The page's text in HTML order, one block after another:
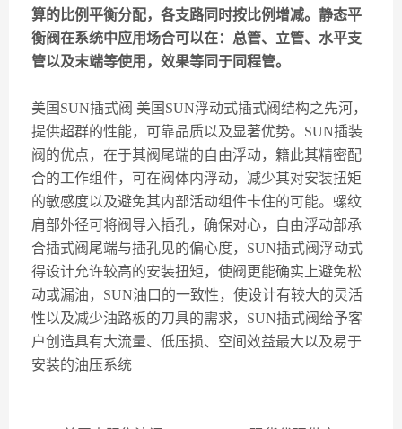
算的比例平衡分配，各支路同时按比例增减。静态平
衡阀在系统中应用场合可以在：总管、立管、水平支
管以及末端等使用，效果等同于同程管。
美国 SUN插式阀 美国 SUN浮动式插式阀结构之先河，
提供超群的性能，可靠品质以及显著优势。 SUN插装
阀的优点，在于其阀尾端的自由浮动，籍此其精密配
合的工作组件，可在阀体内浮动，减少其对安装扭矩
的敏感度以及避免其内部活动组件卡住的可能。螺纹
肩部外径可将阀导入插孔，确保对心，自由浮动部承
合插式阀尾端与插孔见的偏心度， SUN插式阀浮动式
得设计允许较高的安装扭矩，使阀更能确实上避免松
动或漏油， SUN油口的一致性，使设计有较大的灵活
性以及减少油路板的刀具的需求， SUN插式阀给予客
户创造具有大流量、低压损、空间效益最大以及易于
安装的油压系统